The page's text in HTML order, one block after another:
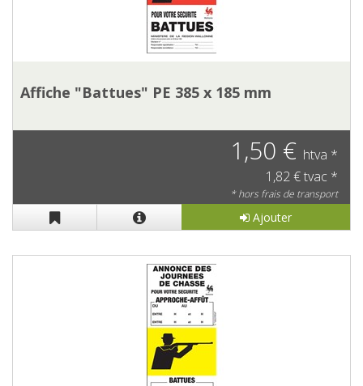
Affiche "Battues" PE 385 x 185 mm
1,50 € htva *
1,82 € tvac *
* hors frais de transport
Ajouter